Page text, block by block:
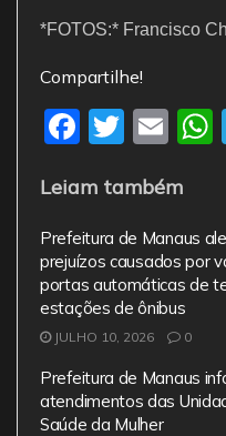
*FOTOS:* Francisco
Compartilhe!
F
c
e
b
o
o
k
T
itt
er
E
ai
l
Leiam também
Prefeitura de Manaus
prejuízos causados por
portas automáticas de
estações de ônibus
JULHO 10, 2026 0
Prefeitura de Manaus
atendimentos das
Saúde da Mulher